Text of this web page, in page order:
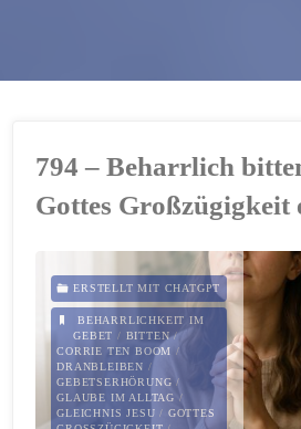
794 – Beharrlich
Gottes Großzügigkeit
ERSTELLT MIT CHATGPT
BEHARRLICHKEIT IM
GEBET / BITTEN/
CORRIE TEN BOOM /
DRANBLEIBEN /
GEBETSERHÖRUNG /
GLAUBE IM ALLTAG /
GLEICHNIS JESU / GOTTES